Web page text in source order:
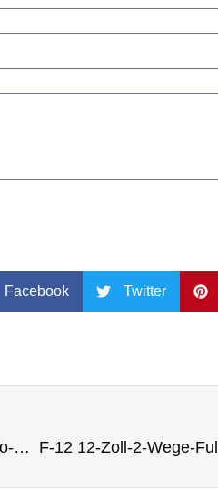
Facebook Twitter
SUB-118B 18-Zoll professioneller Audio-Aktivsubwoofer